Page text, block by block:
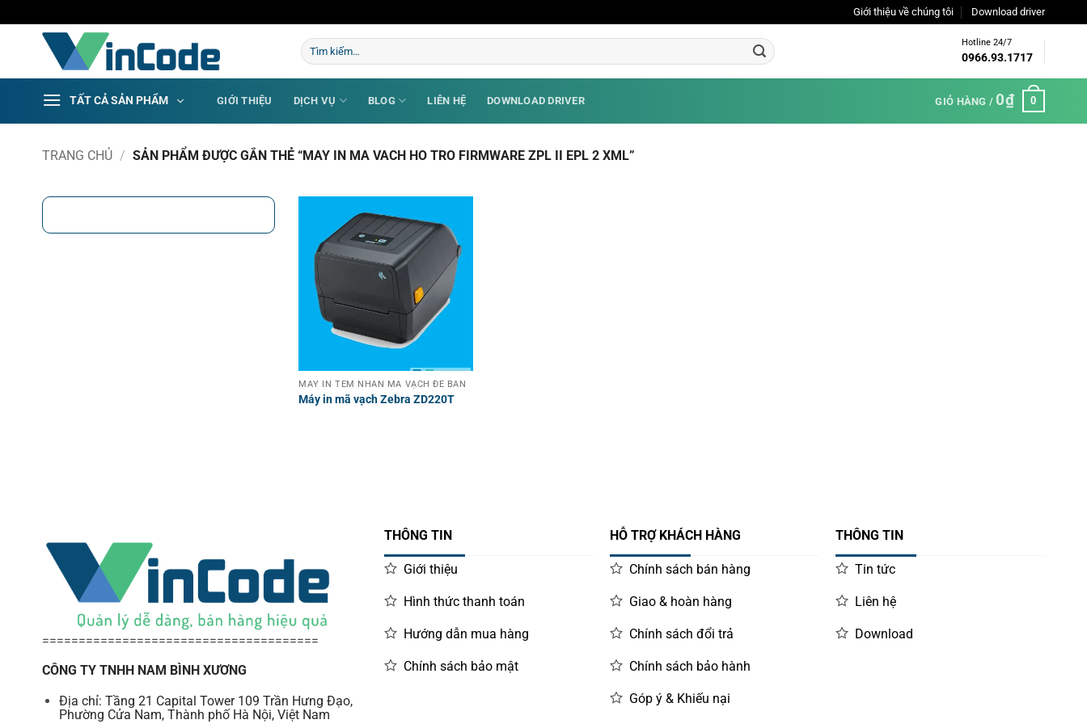
qua
Giới thiệu về chúng tôi Download driver
Tìm
kiếm:
Hotline 24/7
0966.93.1717
TẤT CẢ SẢN PHẨM GIỚI THIỆU DỊCH VỤ BLOG LIÊN HỆ DOWNLOAD DRIVER GIỎ HÀNG / 0₫ 0
TRANG CHỦ / SẢN PHẨM ĐƯỢC GẮN THẺ “MAY IN MA VACH HO TRO FIRMWARE ZPL II EPL 2 XML”
MÁY IN TEM NHÃN MÃ VẠCH ĐỂ BÀN
Máy in mã vạch Zebra ZD220T
======================================
CÔNG TY TNHH NAM BÌNH XƯƠNG
Địa chỉ: Tầng 21 Capital Tower 109 Trần Hưng Đạo,
Phường Cửa Nam, Thành phố Hà Nội, Việt Nam
THÔNG TIN
Giới thiệu
Hình thức thanh toán
Hướng dẫn mua hàng
Chính sách bảo mật
HỖ TRỢ KHÁCH HÀNG
Chính sách bán hàng
Giao & hoàn hàng
Chính sách đổi trả
Chính sách bảo hành
Góp ý & Khiếu nại
THÔNG TIN
Tin tức
Liên hệ
Download